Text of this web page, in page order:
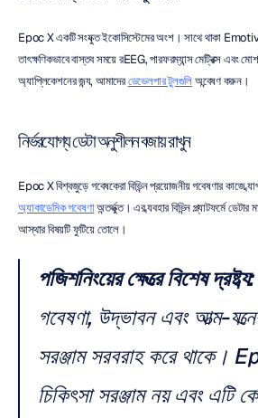
Epoc X একটি সংযুক্ত ইকোসিস্টেমের অংশ। সাথে থাকা
তাৎক্ষণিকভাবে বাস্তব সময়ে রEEG, পারফরম্যান্স মেট্রিক্স এবং
অ্যাপ্লিকেশনের জন্য, আমাদের ডেভেলপার টুলগুলি অন্বেষণ করুন।
নির্ভরযোগ্য ডেটা অনুশীলন বজায় রাখুন
অ্যাকাডেমিক গবেষণা অন্তর্ভুক্ত। এর ব্যবহার বিভিন্ন প্ল্যাটফর্মে ডেটার
আস্থার বিষয়টি ফুটিয়ে তোলে।
পজিশনিংয়ের ক্ষেত্রে বিশেষ দ্রষ্টব্য:
গবেষণা, উদ্ভাবন এবং আত্ম-
সরঞ্জাম সরবরাহ করে থাকে।
চিকিৎসা সরঞ্জাম নয় এবং এটি